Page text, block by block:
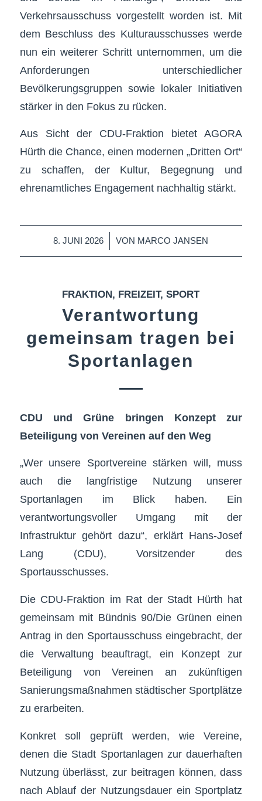
Verkehrsausschuss vorgestellt worden ist. Mit
dem Beschluss des Kulturausschusses werde
nun ein weiterer Schritt unternommen, um die
Anforderungen unterschiedlicher
Bevölkerungsgruppen sowie lokaler Initiativen
stärker in den Fokus zu rücken.
Aus Sicht der CDU-Fraktion bietet AGORA
Hürth die Chance, einen modernen „Dritten Ort“
zu schaffen, der Kultur, Begegnung und
ehrenamtliches Engagement nachhaltig stärkt.
8. JUNI 2026
/ VON MARCO JANSEN
FRAKTION, FREIZEIT,SPORT
Verantwortung
gemeinsam tragen bei
Sportanlagen
CDU und Grüne bringen Konzept zur
Beteiligung von Vereinen auf den Weg
„Wer unsere Sportvereine stärken will, muss
auch die langfristige Nutzung unserer
Sportanlagen im Blick haben. Ein
verantwortungsvoller Umgang mit der
Infrastruktur gehört dazu“, erklärt Hans-Josef
Lang (CDU), Vorsitzender des
Sportausschusses.
Die CDU-Fraktion im Rat der Stadt Hürth hat
gemeinsam mit Bündnis 90/Die Grünen einen
Antrag in den Sportausschuss eingebracht, der
die Verwaltung beauftragt, ein Konzept zur
Beteiligung von Vereinen an zukünftigen
Sanierungsmaßnahmen städtischer Sportplätze
zu erarbeiten.
Konkret soll geprüft werden, wie Vereine,
denen die Stadt Sportanlagen zur dauerhaften
Nutzung überlässt, zur beitragen können, dass
nach Ablauf der Nutzungsdauer ein Sportplatz